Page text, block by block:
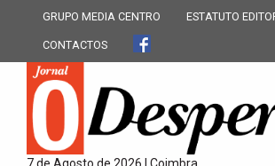
GRUPO MEDIA CENTRO ESTATUTO
CONTACTOS